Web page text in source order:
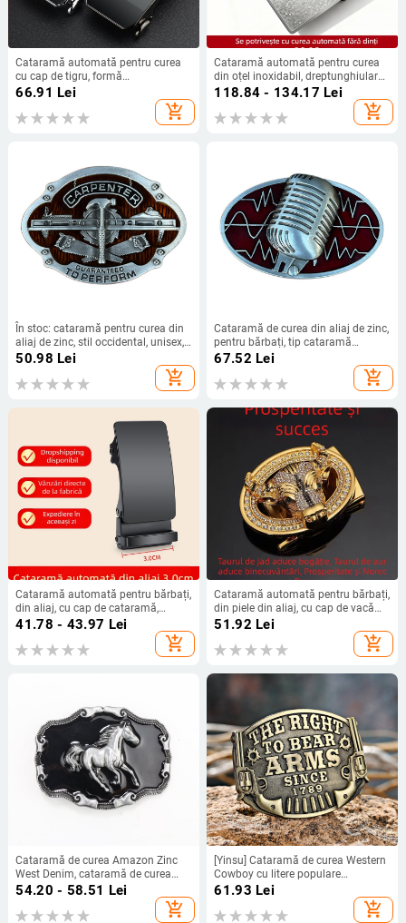
Cataramă automată pentru curea
cu cap de tigru, formă
dreptunghiulară, din aliaj, pentru
66.91 Lei
add_shopping_cart
Cataramă automată pentru curea
din oțel inoxidabil, dreptunghiulară,
fără dinți, fără găuri,
118.84 - 134.17 Lei
add_shopping_cart
În stoc: cataramă pentru curea din
aliaj de zinc, stil occidental, unisex,
cataramă plată netedă
50.98 Lei
add_shopping_cart
Cataramă de curea din aliaj de zinc,
pentru bărbați, tip cataramă
netedă/plată, iarna 2022
67.52 Lei
add_shopping_cart
Cataramă automată pentru bărbați,
din aliaj, cu cap de cataramă,
producători, en-gros, cataramă de
curea pentru rochii de afaceri de
înaltă calitate, nouă, 3,0 cm
41.78 - 43.97 Lei
add_shopping_cart
Cataramă automată pentru bărbați,
din piele din aliaj, cu cap de vacă
nouă, Tau, pentru mașini sport,
Business Casual, cataramă netedă
51.92 Lei
add_shopping_cart
Cataramă de curea Amazon Zinc
West Denim, cataramă de curea
Texas Bullhead, stea cu cinci colțuri,
europeană și americană
54.20 - 58.51 Lei
add_shopping_cart
[Yinsu] Cataramă de curea Western
Cowboy cu litere populare
americane superioare, Amazon, cea
61.93 Lei
add_shopping_cart